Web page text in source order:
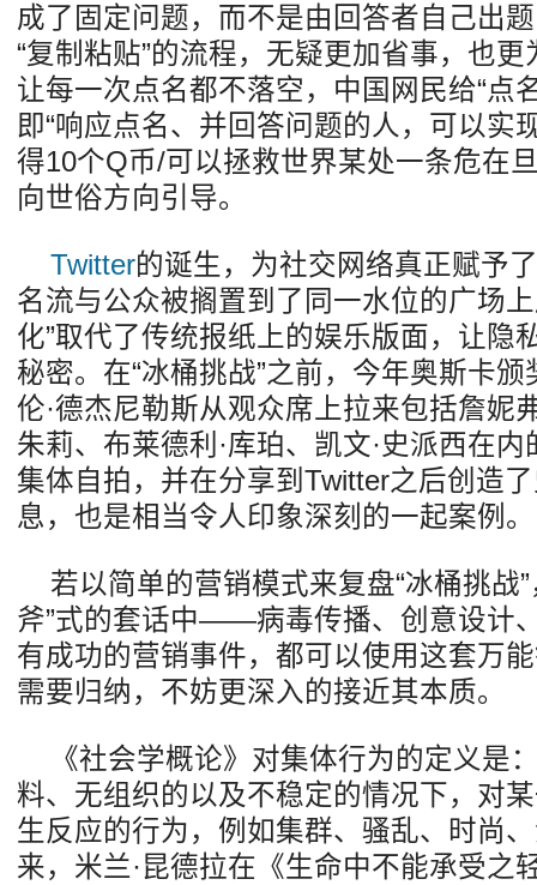
成了固定问题，而不是由回答者自己出
“复制粘贴”的流程，无疑更加省事，也
让每一次点名都不落空，中国网民给“点
即“响应点名、并回答问题的人，可以实
得10个Q币/可以拯救世界某处一条危在
向世俗方向引导。
Twitter的诞生，为社交网络真正赋予
名流与公众被搁置到了同一水位的广场
化”取代了传统报纸上的娱乐版面，让隐
秘密。在“冰桶挑战”之前，今年奥斯卡
伦·德杰尼勒斯从观众席上拉来包括詹妮
朱莉、布莱德利·库珀、凯文·史派西在
集体自拍，并在分享到Twitter之后创造
息，也是相当令人印象深刻的一起案例。
若以简单的营销模式来复盘“冰桶挑战
斧”式的套话中——病毒传播、创意设计
有成功的营销事件，都可以使用这套万
需要归纳，不妨更深入的接近其本质。
《社会学概论》对集体行为的定义是
料、无组织的以及不稳定的情况下，对
生反应的行为，例如集群、骚乱、时尚
来，米兰·昆德拉在《生命中不能承受之